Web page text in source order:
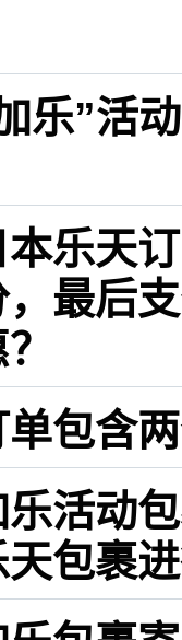
乐”活
乐天
最后
包含
活动
天包裹